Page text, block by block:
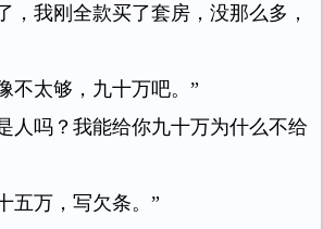
，我刚全款买了套房，没那么多，
不太够，九十万吧。”
人吗？我能给你九十万为什么不给
五万，写欠条。”